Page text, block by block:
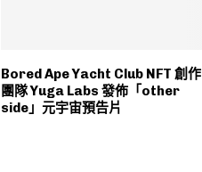
Bored Ape Yacht Club NFT 創作
團隊 Yuga Labs 發佈「other
side」元宇宙預告片